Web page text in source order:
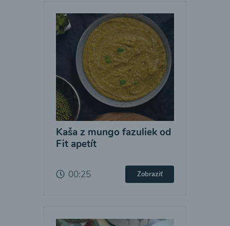
Kaša z mungo fazuliek od
Fit apetít
00:25 Zobraziť